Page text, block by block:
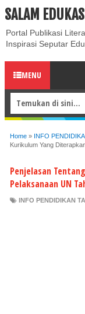
ABOUT CONTACT US
SALAM EDUKASI
Portal Publikasi
Inspirasi Seputar
MENU
Home » INFO
Kurikulum Yang
Penjelasan
Pelaksanaan UN
INFO PENDIDIKAN